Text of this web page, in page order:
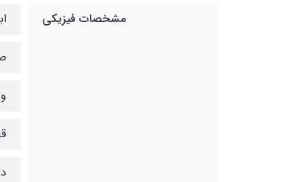
مشخصات فیزیکی